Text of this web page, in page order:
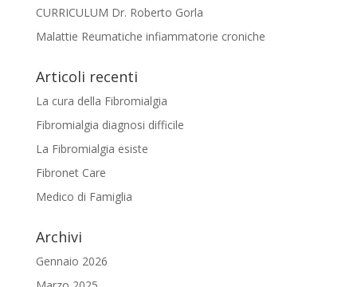
CURRICULUM Dr. Roberto Gorla
Malattie Reumatiche infiammatorie croniche
Articoli recenti
La cura della Fibromialgia
Fibromialgia diagnosi difficile
La Fibromialgia esiste
Fibronet Care
Medico di Famiglia
Archivi
Gennaio 2026